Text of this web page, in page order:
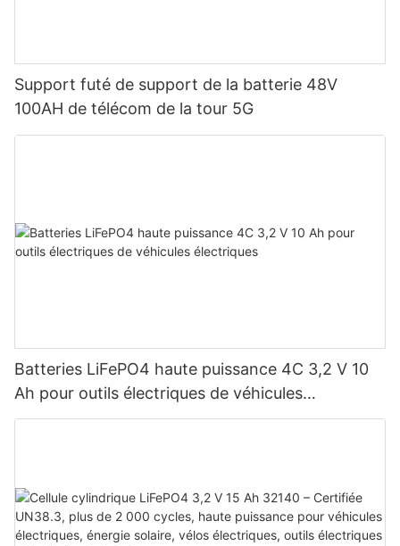
Support futé de support de la batterie 48V
100AH ​​de télécom de la tour 5G
Batteries LiFePO4 haute puissance 4C 3,2 V 10
Ah pour outils électriques de véhicules
électriques